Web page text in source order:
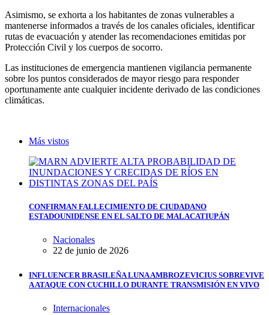
Asimismo, se exhorta a los habitantes de zonas vulnerables a
mantenerse informados a través de los canales oficiales, identificar
rutas de evacuación y atender las recomendaciones emitidas por
Protección Civil y los cuerpos de socorro.
Las instituciones de emergencia mantienen vigilancia permanente
sobre los puntos considerados de mayor riesgo para responder
oportunamente ante cualquier incidente derivado de las condiciones
climáticas.
Más vistos
CONFIRMAN FALLECIMIENTO DE CIUDADANO
ESTADOUNIDENSE EN EL SALTO DE MALACATIUPÁN
Nacionales
22 de junio de 2026
INFLUENCER BRASILEÑA LUNA AMBROZEVICIUS SOBREVIVE
A ATAQUE CON CUCHILLO DURANTE TRANSMISIÓN EN VIVO
Internacionales